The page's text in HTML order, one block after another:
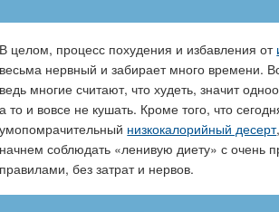
В целом, процесс похудения и избавления от
весьма нервный и забирает много времени.
ведь многие считают, что худеть, значит
а то и вовсе не кушать. Кроме того, что
умопомрачительный низкокалорийный десерт
начнем соблюдать «ленивую диету» с очень
правилами, без затрат и нервов.